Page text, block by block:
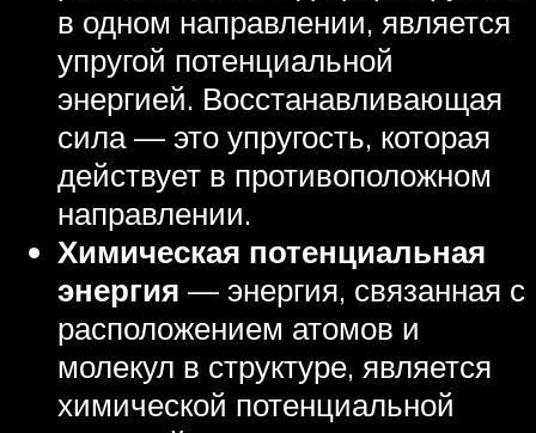
в одном направлении, является
упругой потенциальной
энергией. Восстанавливающая
сила — это упругость, которая
действует в противоположном
направлении.
Химическая потенциальная
энергия — энергия, связанная с
расположением атомов и
молекул в структуре, является
химической потенциальной